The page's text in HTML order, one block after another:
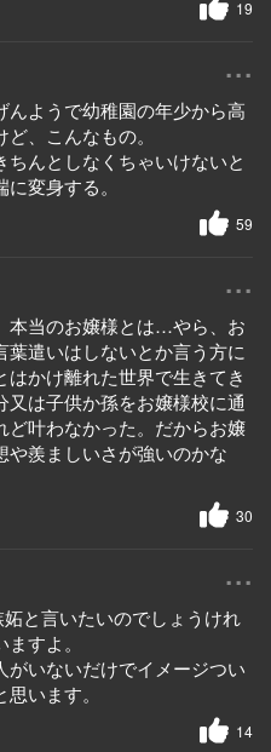
19
...
んようで幼稚園の年少から高
、こんなもの。
ちんとしなくちゃいけないと
変身する。
59
...
本当のお嬢様とは…やら、お
葉遣いはしないとか言う方に
はかけ離れた世界で生きてき
又は子供か孫をお嬢様校に通
ど叶わなかった。だからお嬢
や羨ましいさが強いのかな
30
...
と言いたいのでしょうけれ
すよ。
がいないだけでイメージつい
います。
14